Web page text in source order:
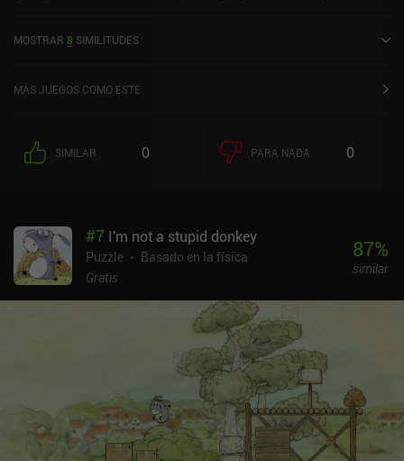
podemos personalizar. Nuestro trabajo consiste en rotar y colocar
Empezando con simples paletas que podemos girar para redirigir
portales. Basta con tocar la pantalla para modificar los
obstáculos y luego tocar nuestra bola blanca para dispararla. Por
bola. Con sus gráficos minimalistas y sus puzles cortos pero
sólidos, Last Pocket es ideal para cuando necesitas algo a lo que
jugar durante pequeños descansos. Me ha gustado. Last Pocket se
incentivados por pistas. Por suerte, todos los anuncios se pueden
eliminar mediante un único iAP de 1,99 $, que recomiendo
encarecidamente, ya que el juego, por desgracia, fuerza los
anuncios incluso después de unos cuantos reintentos en el mismo
MOSTRAR 8 SIMILITUDES
MÁS JUEGOS COMO ESTE
SIMILAR 0 PARA NADA 0
#7 I'm not a stupid donkey
Puzzle
Basado en la física
Gratis
87%
similar